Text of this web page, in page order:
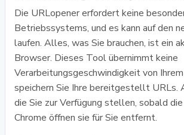
Die URLopener erfordert keine
Betriebssystems, und es kann auf den
laufen. Alles, was Sie brauchen, ist ein
Browser. Dieses Tool übernimmt keine
Verarbeitungsgeschwindigkeit von
speichern Sie Ihre bereitgestellt URLs.
die Sie zur Verfügung stellen, sobald
Chrome öffnen sie für Sie entfernt.